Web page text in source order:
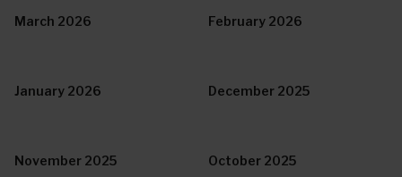
March 2026 February 2026
January 2026 December 2025
November 2025 October 2025